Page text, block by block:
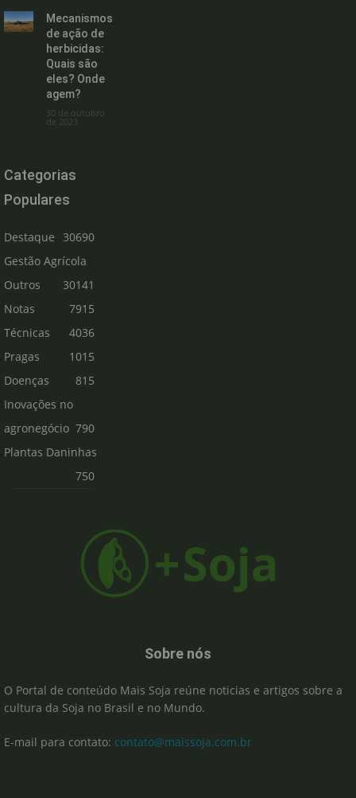
Mecanismos
de ação de
herbicidas:
Quais são
eles? Onde
agem?
30 de outubro
de 2023
Categorias
Populares
Destaque
30690
Gestão Agrícola
30141
Outros
7915
Notas
Técnicas
4036
Pragas
1015
Doenças
815
Inovações no
agronegócio 790
Plantas Daninhas
750
Sobre nós
O Portal de conteúdo Mais Soja reúne noticias e artigos sobre a
cultura da Soja no Brasil e no Mundo.
E-mail para contato: contato@maissoja.com.br